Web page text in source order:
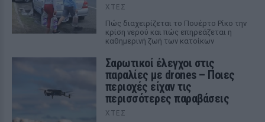
ΧΤΕΣ
Πώς διαχειρίζεται το Πουέρτο Ρίκο την
κρίση νερού και πώς επηρεάζεται η
καθημερινή ζωή των κατοίκων
Σαρωτικοί έλεγχοι στις
παραλίες με drones – Ποιες
περιοχές είχαν τις
περισσότερες παραβάσεις
ΧΤΕΣ